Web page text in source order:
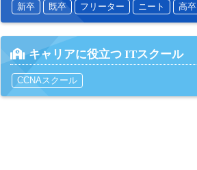
新卒
既卒 フリーター ニート 高卒
キャリアに役立つ ITスクール
CCNAスクール